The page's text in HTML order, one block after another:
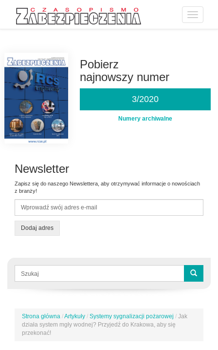
Toggle
Pobierz
najnowszy numer
3/2020
Numery archiwalne
Newsletter
Zapisz się do naszego Newslettera, aby otrzymywać informacje o nowościach
z branży!
Dodaj adres
Formularz
wyszukiwania
Jesteś
tutaj
Strona główna /Artykuły / Systemy sygnalizacji pożarowej / Jak
działa system mgły wodnej? Przyjedź do Krakowa, aby się
przekonać!